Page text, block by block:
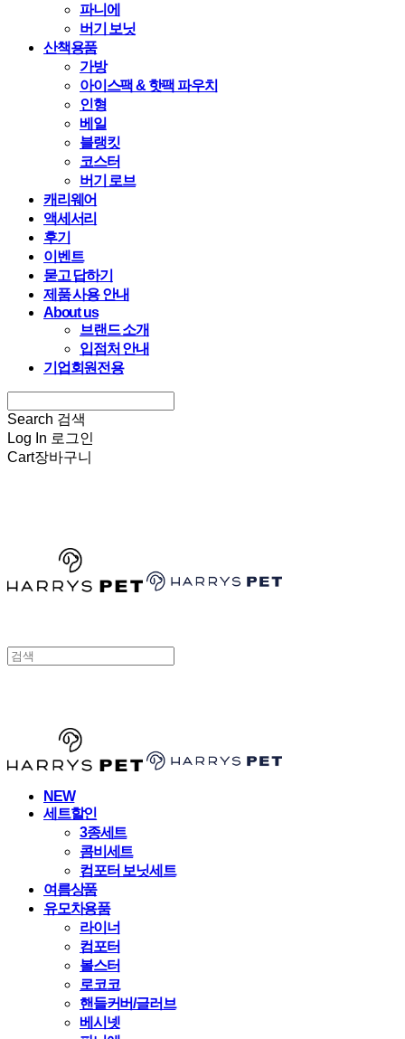
파니에
버기 보닛
산책용품
가방
아이스팩 & 핫팩 파우치
인형
베일
블랭킷
코스터
버기 로브
캐리웨어
액세서리
후기
이벤트
묻고 답하기
제품 사용 안내
About us
브랜드 소개
입점처 안내
기업회원전용
Search 검색
Log In 로그인
Cart장바구니
NEW
세트할인
3종세트
콤비세트
컴포터 보닛세트
여름상품
유모차용품
라이너
컴포터
볼스터
로코코
핸들커버/글러브
베시넷